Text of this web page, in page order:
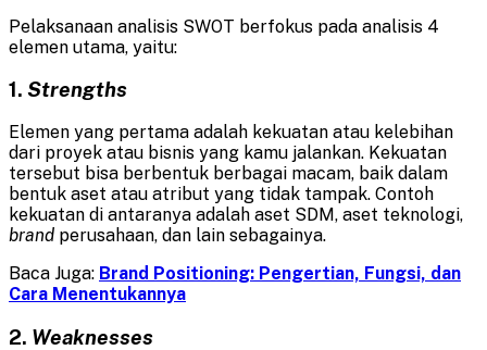
Pelaksanaan analisis SWOT berfokus pada analisis 4
elemen utama, yaitu:
1. Strengths
Elemen yang pertama adalah kekuatan atau kelebihan
dari proyek atau bisnis yang kamu jalankan. Kekuatan
tersebut bisa berbentuk berbagai macam, baik dalam
bentuk aset atau atribut yang tidak tampak. Contoh
kekuatan di antaranya adalah aset SDM, aset teknologi,
brand perusahaan, dan lain sebagainya.
Baca Juga: Brand Positioning: Pengertian, Fungsi, dan
Cara Menentukannya
2. Weaknesses